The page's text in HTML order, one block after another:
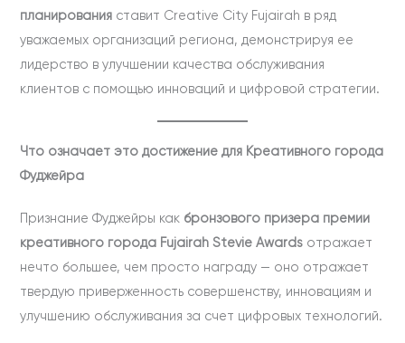
планирования ставит Creative City Fujairah в ряд
уважаемых организаций региона, демонстрируя ее
лидерство в улучшении качества обслуживания
клиентов с помощью инноваций и цифровой стратегии.
Что означает это достижение для Креативного города
Фуджейра
Признание Фуджейры как бронзового призера премии
креативного города Fujairah Stevie Awards отражает
нечто большее, чем просто награду — оно отражает
твердую приверженность совершенству, инновациям и
улучшению обслуживания за счет цифровых технологий.